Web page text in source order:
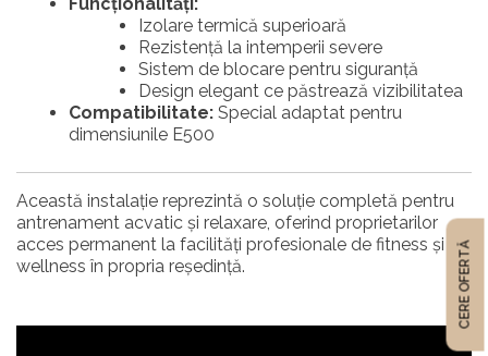
Funcționalități:
Izolare termică superioară
Rezistență la intemperii severe
Sistem de blocare pentru siguranță
Design elegant ce păstrează vizibilitatea
Compatibilitate: Special adaptat pentru
dimensiunile E500
Această instalație reprezintă o soluție completă pentru
antrenament acvatic și relaxare, oferind proprietarilor
acces permanent la facilități profesionale de fitness și
wellness în propria reședință.
CERE OFERTĂ